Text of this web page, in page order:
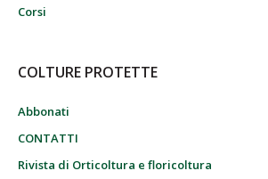
Corsi
COLTURE PROTETTE
Abbonati
CONTATTI
Rivista di Orticoltura e floricoltura